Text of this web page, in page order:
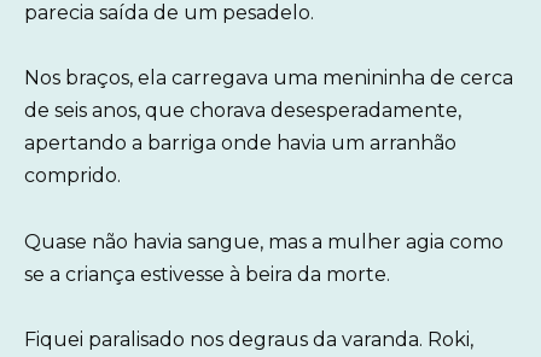
parecia saída de um pesadelo.
Nos braços, ela carregava uma menininha de cerca
de seis anos, que chorava desesperadamente,
apertando a barriga onde havia um arranhão
comprido.
Quase não havia sangue, mas a mulher agia como
se a criança estivesse à beira da morte.
Fiquei paralisado nos degraus da varanda. Roki,